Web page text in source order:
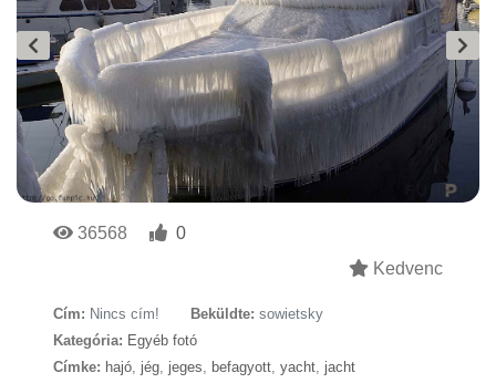
36568
0
Kedvenc
Cím: Nincs cím! Beküldte: sowietsky
Kategória: Egyéb fotó
Címke: hajó, jég, jeges, befagyott, yacht, jacht